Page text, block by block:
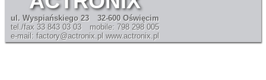
ul. Wyspiańskiego 23
tel./fax 33 843 03 03
e-mail: factory@actronix.pl
32-600 Oświęcim
mobile: 798 298 005
www.actronix.pl